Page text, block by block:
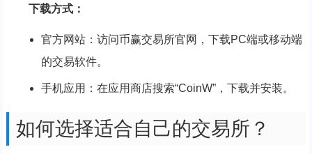
下载方式：
官方网站：访问币赢交易所官网，下载PC端或移动端
的交易软件。
手机应用：在应用商店搜索“CoinW”，下载并安装。
如何选择适合自己的交易所？